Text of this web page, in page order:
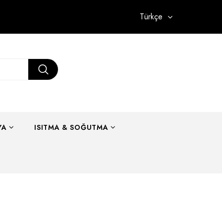
Türkçe
ISITMA & SOĞUTMA